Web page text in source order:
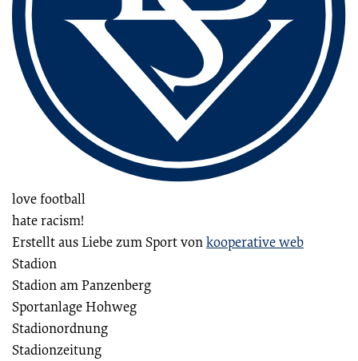
love football
hate racism!
Erstellt aus Liebe zum Sport von
kooperative web
Stadion
Stadion am Panzenberg
Sportanlage Hohweg
Stadionordnung
Stadionzeitung